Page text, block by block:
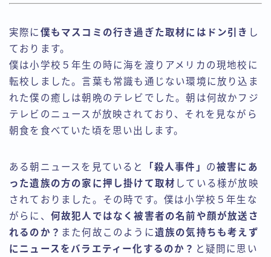
実際に 僕もマスコミの行き過ぎた取材にはドン引き し
ております。
僕は小学校５年生の時に海を渡りアメリカの現地校に
転校しました。言葉も常識も通じない環境に放り込ま
れた僕の癒しは朝晩のテレビでした。朝は何故かフジ
テレビのニュースが放映されており、それを見ながら
朝食を食べていた頃を思い出します。
ある朝ニュースを見ていると 「殺人事件」 の被害にあ
った遺族の方の家に押し掛けて取材 している様が放映
されておりました。その時です。僕は小学校５年生な
がらに、 何故犯人ではなく被害者の名前や顔が放送さ
れるのか？ また何故このように遺族の気持ちも考えず
にニュースをバラエティー化するのか？ と疑問に思い